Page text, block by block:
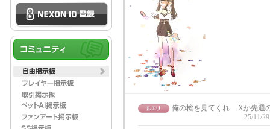
俺の槍を見てくれ
Xか先週
25/11/